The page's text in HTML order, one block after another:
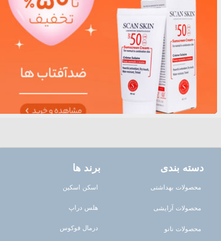
دسته بندی
محصولات بهداشتی
محصولات آرایشی
محصولات نانو
برند ها
اسکن اسکین
هلس دراپ
درمال فوکوس